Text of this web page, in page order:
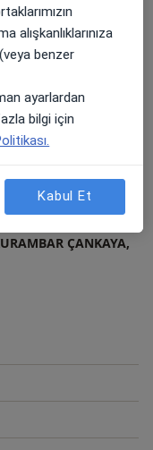
BULV. YDA
ÇANKAYA,
BULV. YDA
ÇANKAYA,
ÇANKAYA,
benzer
ayarlardan
bilgi için
Kabul Et